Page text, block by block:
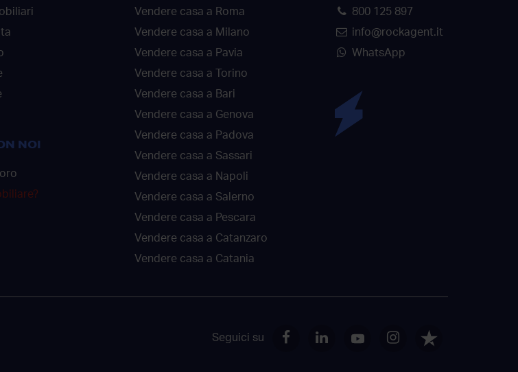
NOI
Vendere casa a Roma
Vendere casa a Milano
Vendere casa a Pavia
Vendere casa a Torino
Vendere casa a Bari
Vendere casa a Genova
Vendere casa a Padova
Vendere casa a Sassari
Vendere casa a Napoli
Vendere casa a Salerno
Vendere casa a Pescara
Vendere casa a Catanzaro
Vendere casa a Catania
800 125 897
info@rockagent.it
WhatsApp
Seguici su